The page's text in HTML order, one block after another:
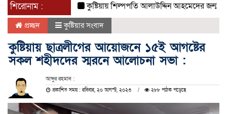
শিরোনাম : কুষ্টিয়ায় শিল্পপতি আলাউদ্দিন আহমেদের জন্মদিনে
প্রচ্ছদ কুষ্টিয়ার সংবাদ
কুষ্টিয়ায় ছাত্রলীগের আয়োজনে ১৫ই আগষ্টের
সকল শহীদদের স্মরনে আলোচনা সভা :
আব্দুর রহমান :
প্রকাশিত সময় : রবিবার, ২০ আগস্ট, ২০২৩ ২৮৮ পাঠক পড়েছে